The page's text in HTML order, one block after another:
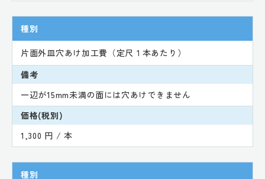
種別
片面外皿穴あけ加工費（定尺１本あたり）
備考
一辺が15mm未満の面には穴あけできません
価格(税別)
1,300 円 / 本
種別